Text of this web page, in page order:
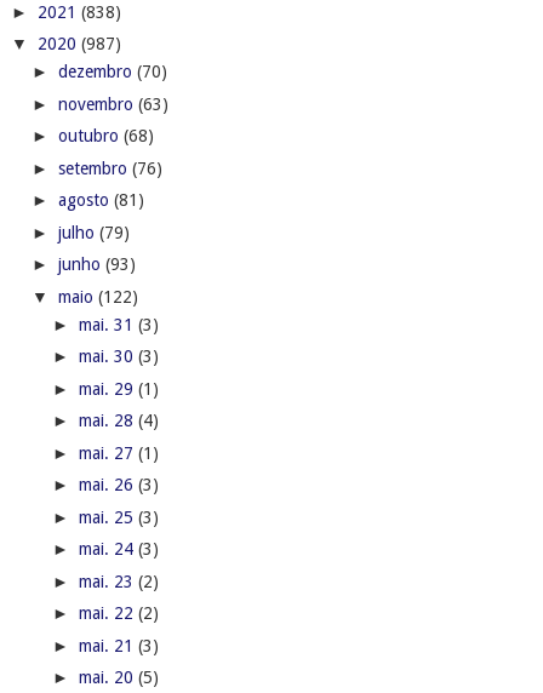
► 2021 (838)
▼ 2020 (987)
► dezembro (70)
► novembro (63)
► outubro (68)
► setembro (76)
► agosto (81)
► julho (79)
► junho (93)
▼ maio (122)
► mai. 31 (3)
► mai. 30 (3)
► mai. 29 (1)
► mai. 28 (4)
► mai. 27 (1)
► mai. 26 (3)
► mai. 25 (3)
► mai. 24 (3)
► mai. 23 (2)
► mai. 22 (2)
► mai. 21 (3)
► mai. 20 (5)